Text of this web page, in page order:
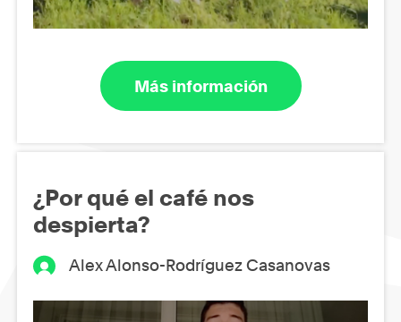
Más información
¿Por qué el café nos
despierta?
Alex Alonso-Rodríguez Casanovas